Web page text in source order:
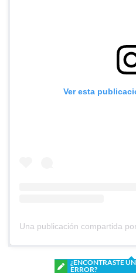
Ver esta
¿ENCONTRASTE UN
ERROR?